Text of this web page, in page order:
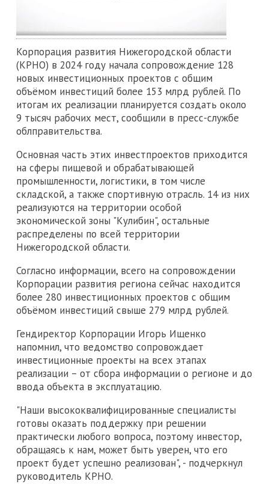
Корпорация развития Нижегородской области
(КРНО) в 2024 году начала сопровождение 128
новых инвестиционных проектов с общим
объёмом инвестиций более 153 млрд рублей. По
итогам их реализации планируется создать около
9 тысяч рабочих мест, сообщили в пресс-службе
облправительства.
Основная часть этих инвестпроектов приходится
на сферы пищевой и обрабатывающей
промышленности, логистики, в том числе
складской, а также спортивную отрасль. 14 из них
реализуются на территории особой
экономической зоны "Кулибин", остальные
распределены по всей территории
Нижегородской области.
Согласно информации, всего на сопровождении
Корпорации развития региона сейчас находится
более 280 инвестиционных проектов с общим
объёмом инвестиций свыше 279 млрд рублей.
Гендиректор Корпорации Игорь Ищенко
напомнил, что ведомство сопровождает
инвестиционные проекты на всех этапах
реализации – от сбора информации о регионе и до
ввода объекта в эксплуатацию.
"Наши высококвалифицированные специалисты
готовы оказать поддержку при решении
практически любого вопроса, поэтому инвестор,
обращаясь к нам, может быть уверен, что его
проект будет успешно реализован", - подчеркнул
руководитель КРНО.